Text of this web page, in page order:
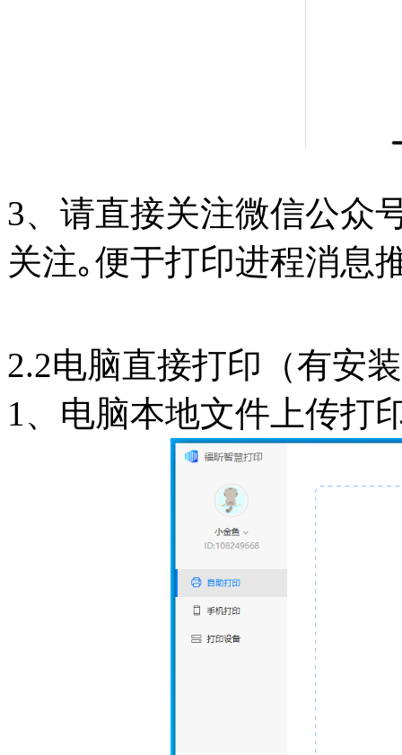
3、请直接关注微信公众
关注｡便于打印进程消息
2.2电脑直接打印（有安
1、电脑本地文件上传打